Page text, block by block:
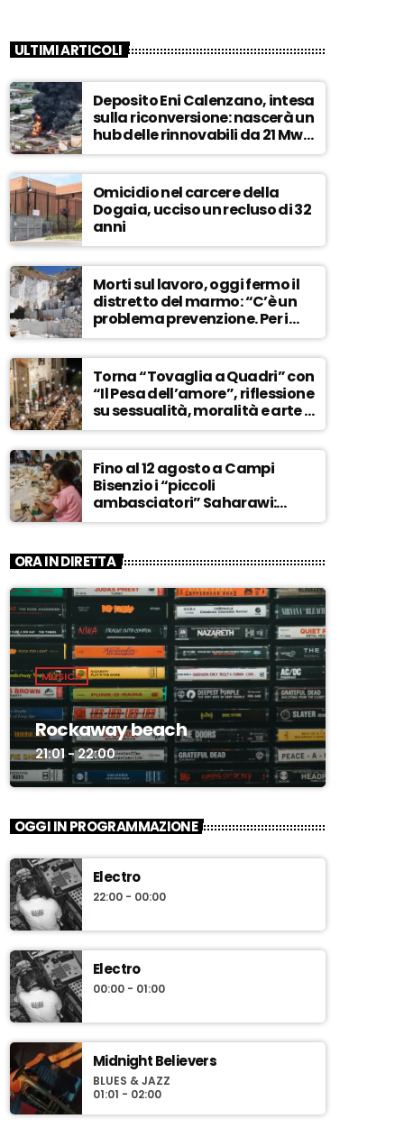
ULTIMI ARTICOLI
Deposito Eni Calenzano, intesa
sulla riconversione: nascerà un
hub delle rinnovabili da 21 Mw –
ASCOLTA
Omicidio nel carcere della
Dogaia, ucciso un recluso di 32
anni
Morti sul lavoro, oggi fermo il
distretto del marmo: “C’è un
problema prevenzione. Per i
controlli, un solo ispettore” –
ASCOLTA
Torna “Tovaglia a Quadri” con
“Il Pesa dell’amore”, riflessione
su sessualità, moralità e arte –
ASCOLTA
Fino al 12 agosto a Campi
Bisenzio i “piccoli
ambasciatori” Saharawi:
“Sostenere la loro causa,
invadente” – ASCOLTA
ORA IN DIRETTA
MUSICA
Rockaway beach
21:01 - 22:00
OGGI IN PROGRAMMAZIONE
Electro
22:00 - 00:00
Electro
00:00 - 01:00
Midnight Believers
BLUES & JAZZ
01:01 - 02:00